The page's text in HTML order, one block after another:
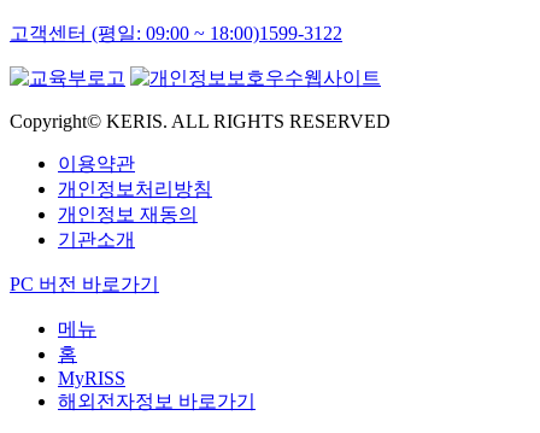
고객센터 (평일: 09:00 ~ 18:00)1599-3122
Copyright© KERIS. ALL RIGHTS RESERVED
이용약관
개인정보처리방침
개인정보 재동의
기관소개
PC 버전 바로가기
메뉴
홈
MyRISS
해외전자정보 바로가기